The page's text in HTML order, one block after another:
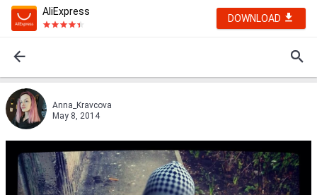
AliExpress
DOWNLOAD
Anna_Kravcova
May 8, 2014